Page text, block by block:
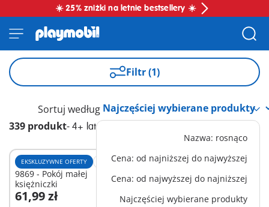
☀️ 25% zniżki na letnie bestsellery ☀️
Filtr (1)
339 produkt- 4+ lata
Sortuj według
Nazwa: rosnąco
Cena: od najniższej do najwyższej
Cena: od najwyższej do najniższej
Najczęściej wybierane produkty
EKSKLUZYWNE OFERTY
9869 - Pokój małej
księżniczki
61,99 zł
Dodaj do koszyka
XL
70985 - Przenośny domek
dla lalek
164,99 zł
Dodaj do koszyka